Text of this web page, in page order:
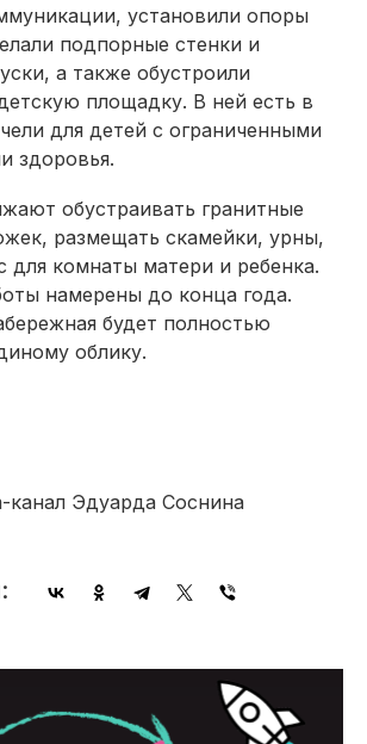
установили опоры
подпорные стенки и
а также обустроили
площадку. В ней есть в
для детей с ограниченными
здоровья.
обустраивать гранитные
размещать скамейки, урны,
для комнаты матери и ребенка.
намерены до конца года.
будет полностью
облику.
канал Эдуарда Соснина